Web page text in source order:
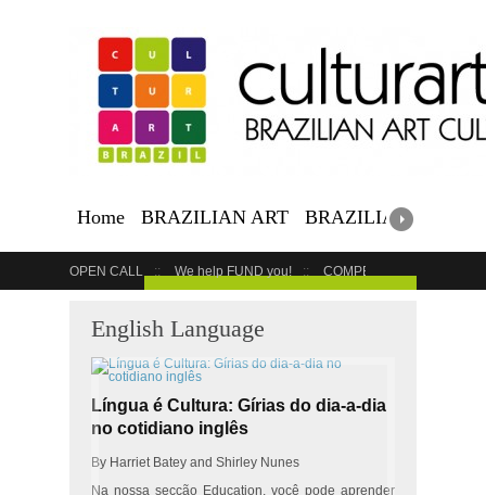
Home BRAZILIAN ART BRAZILIAN
OPEN CALL We help FUND you! COMPETITION
English Language
Língua é Cultura: Gírias do dia-a-dia
no cotidiano inglês
By Harriet Batey and Shirley Nunes
Na nossa secção Education, você pode aprender